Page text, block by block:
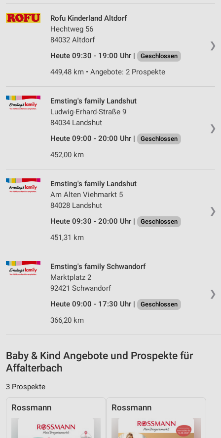
❯
Rofu Kinderland Altdorf
Hechtweg 56
84032 Altdorf
Heute 09:30 - 19:00 Uhr |
Geschlossen
449,48 km • Angebote: 2 Prospekte
❯
Ernsting's family Landshut
Ludwig-Erhard-Straße 9
84034 Landshut
Heute 09:00 - 20:00 Uhr |
Geschlossen
452,00 km
❯
Ernsting's family Landshut
Am Alten Viehmarkt 5
84028 Landshut
Heute 09:30 - 20:00 Uhr |
Geschlossen
451,31 km
❯
Ernsting's family Schwandorf
Marktplatz 2
92421 Schwandorf
Heute 09:00 - 17:30 Uhr |
Geschlossen
366,20 km
Baby & Kind Angebote und Prospekte für
Affalterbach
3 Prospekte
Rossmann Rossmann
Wir nutzen Ihre Daten für folgende Zwecke:
IAB-Verarbeitungszwecke:
auf einem Endgerät
Verwendung reduzierter Daten zur Auswahl von
Erstellung von Profilen für personalisierte
Werbung
personalisierter Werbung
Verwendung von Profilen zur Auswahl
personalisierter Inhalte
Messung der Werbeleistung
Messung der Performance von Inhalten
Kombinationen von Daten aus verschiedenen
Quellen
Verwendung reduzierter Daten zur Auswahl von
Verwendung genauer Standortdaten
Informationen identifizieren
Performance